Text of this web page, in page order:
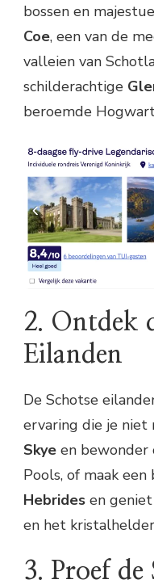
bossen en
Coe, een van de
valleien van
schilderachtige
beroemde
2. Ontdek
Eilanden
De Schotse
ervaring die je niet
Skye en bewonder
Pools, of maak
Hebrides en
en het
3. Proef